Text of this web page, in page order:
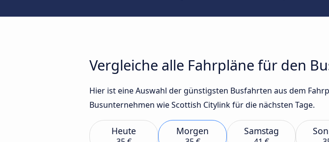
Vergleiche alle Fahrpläne für den
Hier ist eine Auswahl der günstigsten Busfahrten aus dem
Busunternehmen wie Scottish Citylink für die nächsten Tage.
Heute Morgen Samstag